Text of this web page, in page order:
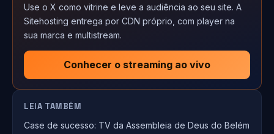
Use o X como vitrine e leve a audiência ao seu site. A
Sitehosting entrega por CDN próprio, com player na
sua marca e multistream.
Conhecer o streaming ao vivo
LEIA TAMBÉM
Case de sucesso: TV da Assembleia de Deus do Belém